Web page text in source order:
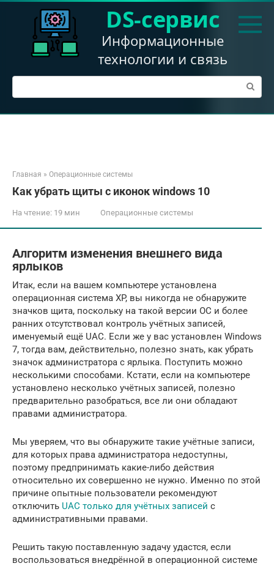
Перейти
DS-сервис
Информационные
технологии и связь
Поиск:
Главная » Операционные системы
Как убрать щиты с иконок windows 10
На чтение: 19 мин Операционные системы
Алгоритм изменения внешнего вида
ярлыков
Итак, если на вашем компьютере установлена
операционная система XP, вы никогда не обнаружите
значков щита, поскольку на такой версии ОС и более
ранних отсутствовал контроль учётных записей,
именуемый ещё UAC. Если же у вас установлен Windows
7, тогда вам, действительно, полезно знать, как убрать
значок администратора с ярлыка. Поступить можно
несколькими способами. Кстати, если на компьютере
установлено несколько учётных записей, полезно
предварительно разобраться, все ли они обладают
правами администратора.
Мы уверяем, что вы обнаружите такие учётные записи,
для которых права администратора недоступны,
поэтому предпринимать какие-либо действия
относительно их совершенно не нужно. Именно по этой
причине опытные пользователи рекомендуют
отключить UAC только для учётных записей с
административными правами.
Решить такую поставленную задачу удастся, если
воспользоваться внедрённой в операционной системе